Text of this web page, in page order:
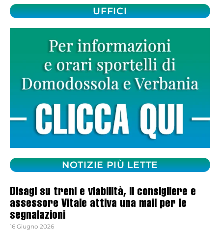
UFFICI
NOTIZIE PIÙ LETTE
Disagi su treni e viabilità, il consigliere e
assessore Vitale attiva una mail per le
segnalazioni
16 Giugno 2026